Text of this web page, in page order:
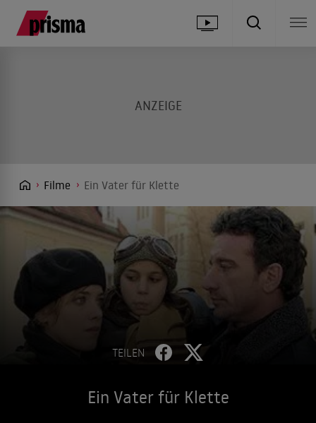
Filme Ein Vater für Klette
TEILEN
Ein Vater für Klette